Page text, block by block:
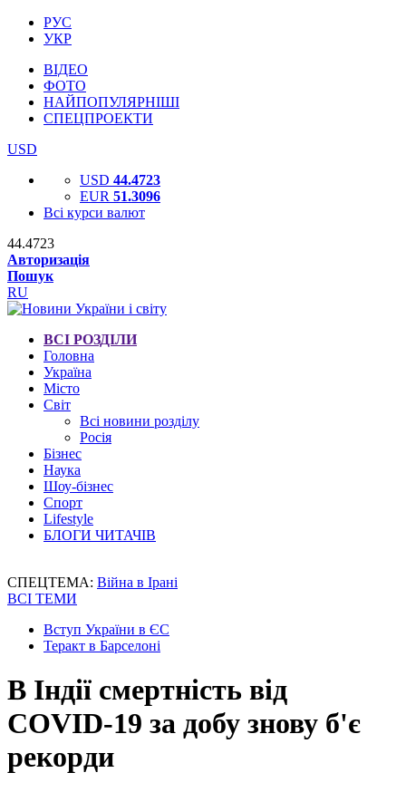
РУС
УКР
ВІДЕО
ФОТО
НАЙПОПУЛЯРНІШІ
СПЕЦПРОЕКТИ
USD
USD 44.4723
EUR 51.3096
Всі курси валют
44.4723
Авторизація
Пошук
RU
ВСІ РОЗДІЛИ
Головна
Україна
Місто
Світ
Всі новини розділу
Росія
Бізнес
Наука
Шоу-бізнес
Спорт
Lifestyle
БЛОГИ ЧИТАЧІВ
СПЕЦТЕМА: Війна в Ірані
ВСІ ТЕМИ
Вступ України в ЄС
Теракт в Барселоні
В Індії смертність від
COVID-19 за добу знову б'є
рекорди